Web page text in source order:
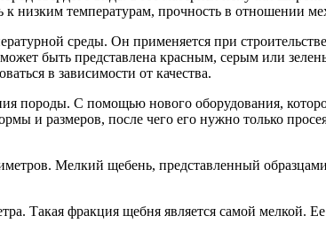
низким температурам, прочность в отношении
среды. Он применяется при
быть представлена красным, серым или
в зависимости от качества.
породы. С помощью нового оборудования,
и размеров, после чего его нужно только
Мелкий щебень, представленный
Такая фракция щебня является самой мелкой.